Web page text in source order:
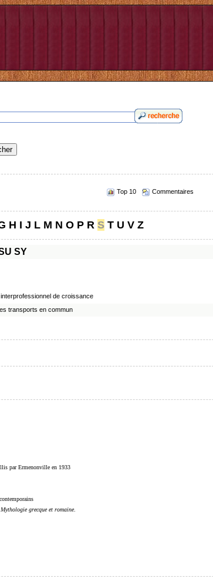
Top 10 Commentaires
H I J L M N O P R S T U V Z
SY
de croissance
transports en commun
par Ermenonville en 1933
Mythologie grecque et romaine.